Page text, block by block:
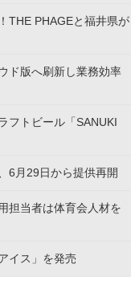
THE PHAGEと福井県が
ド版へ刷新し業務効率
フトビール「SANUKI
6月29日から提供再開
担当者は体育会人材を
イス」を発売